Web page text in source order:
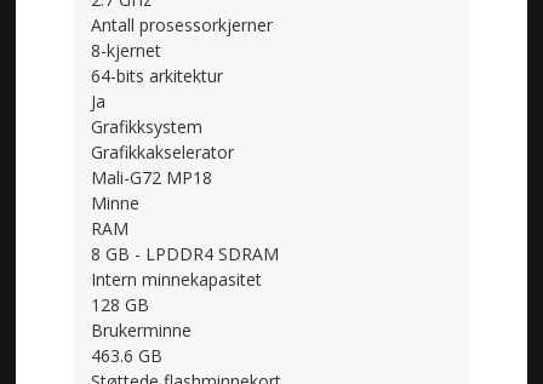
Antall prosessorkjerner
8-kjernet
64-bits arkitektur
Ja
Grafikksystem
Grafikkakselerator
Mali-G72 MP18
Minne
RAM
8 GB - LPDDR4 SDRAM
Intern minnekapasitet
128 GB
Brukerminne
463.6 GB